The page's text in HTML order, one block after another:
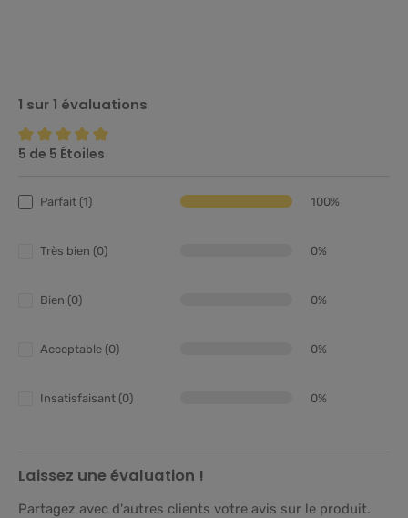
1 sur 1 évaluations
Note moyenne de 5 sur 5 étoiles
5 de 5 Étoiles
Parfait (1) 100%
Très bien (0) 0%
Bien (0) 0%
Acceptable (0) 0%
Insatisfaisant (0) 0%
Laissez une évaluation !
Partagez avec d'autres clients votre avis sur le produit.